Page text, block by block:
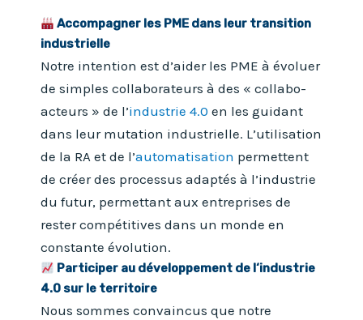
Accompagner les PME dans leur transition
industrielle
Notre intention est d’aider les PME à évoluer
de simples collaborateurs à des « collabo-
acteurs » de l’industrie 4.0 en les guidant
dans leur mutation industrielle. L’utilisation
de la RA et de l’automatisation permettent
de créer des processus adaptés à l’industrie
du futur, permettant aux entreprises de
rester compétitives dans un monde en
constante évolution.
Participer au développement de l‘industrie
4.0 sur le territoire
Nous sommes convaincus que notre